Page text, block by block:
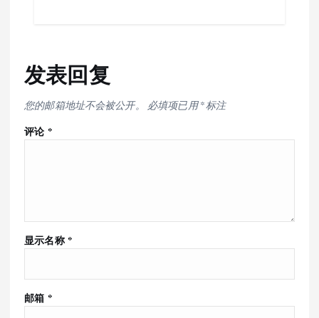
发表回复
您的邮箱地址不会被公开。 必填项已用*标注
评论 *
显示名称 *
邮箱 *